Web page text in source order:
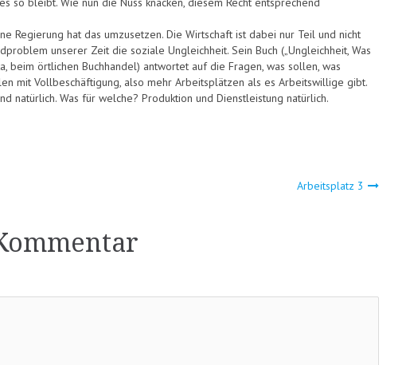
Regierung hat das umzusetzen. Die Wirtschaft ist dabei nur Teil und nicht
unserer Zeit die soziale Ungleichheit. Sein Buch („Ungleichheit, Was
beim örtlichen Buchhandel) antwortet auf die Fragen, was sollen, was
mit Vollbeschäftigung, also mehr Arbeitsplätzen als es Arbeitswillige gibt.
natürlich. Was für welche? Produktion und Dienstleistung natürlich.
Arbeitsplatz 3